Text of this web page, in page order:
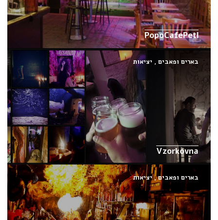
PopoCafePetl
בארים ופאבים , יציאות
Vzorkovna
בארים ופאבים,יציאות